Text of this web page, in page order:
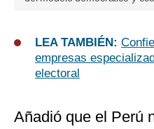
LEA TAMBIÉN:
empresas
electoral
Añadió que el Perú